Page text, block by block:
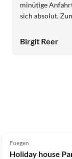
minütige
sich absolut.
nutzen und
bedanken uns
Birgit Reer
Super Host
Fuegen
Holiday house